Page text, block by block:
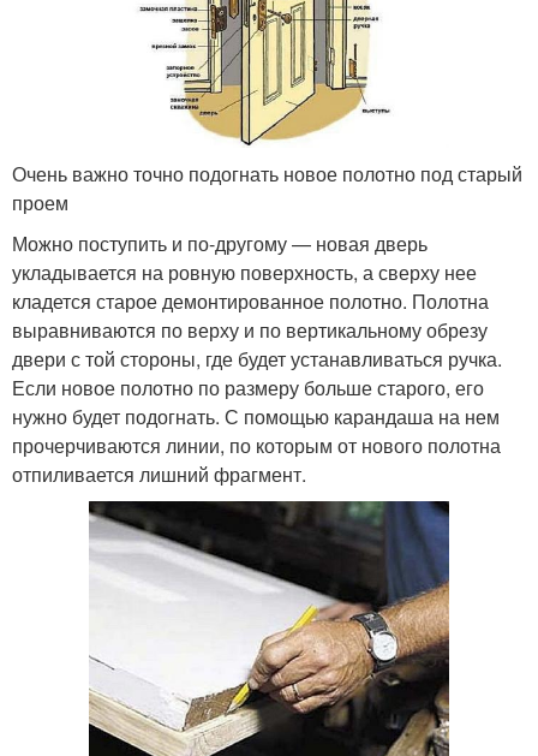
Очень важно точно подогнать новое полотно под старый
проем
Можно поступить и по-другому — новая дверь
укладывается на ровную поверхность, а сверху нее
кладется старое демонтированное полотно. Полотна
выравниваются по верху и по вертикальному обрезу
двери с той стороны, где будет устанавливаться ручка.
Если новое полотно по размеру больше старого, его
нужно будет подогнать. С помощью карандаша на нем
прочерчиваются линии, по которым от нового полотна
отпиливается лишний фрагмент.